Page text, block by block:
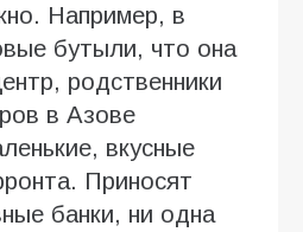
Например, в
бутыли, что она
родственники
в Азове
вкусные
Приносят
банки, ни одна